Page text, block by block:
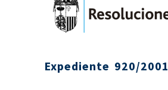
Expediente 920/2001